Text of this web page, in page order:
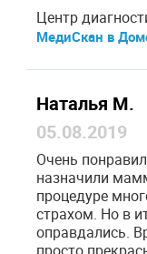
Центр
МедиСкан в
Наталья М.
05.08.2019
Очень
назначили
процедуре
страхом. Но в
оправдались.